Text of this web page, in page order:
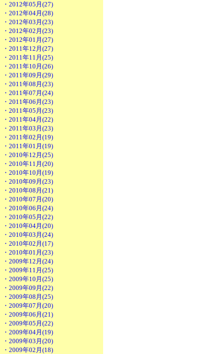
・2012年05月(27)
・2012年04月(28)
・2012年03月(23)
・2012年02月(23)
・2012年01月(27)
・2011年12月(27)
・2011年11月(25)
・2011年10月(26)
・2011年09月(29)
・2011年08月(23)
・2011年07月(24)
・2011年06月(23)
・2011年05月(23)
・2011年04月(22)
・2011年03月(23)
・2011年02月(19)
・2011年01月(19)
・2010年12月(25)
・2010年11月(20)
・2010年10月(19)
・2010年09月(23)
・2010年08月(21)
・2010年07月(20)
・2010年06月(24)
・2010年05月(22)
・2010年04月(20)
・2010年03月(24)
・2010年02月(17)
・2010年01月(23)
・2009年12月(24)
・2009年11月(25)
・2009年10月(25)
・2009年09月(22)
・2009年08月(25)
・2009年07月(20)
・2009年06月(21)
・2009年05月(22)
・2009年04月(19)
・2009年03月(20)
・2009年02月(18)